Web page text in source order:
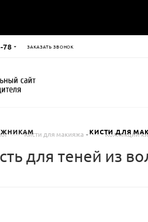
78 ЗАКАЗАТЬ ЗВОНОК
КИСТИ ДЛЯ
— Кисти для макияжа — Коллекции
для теней из